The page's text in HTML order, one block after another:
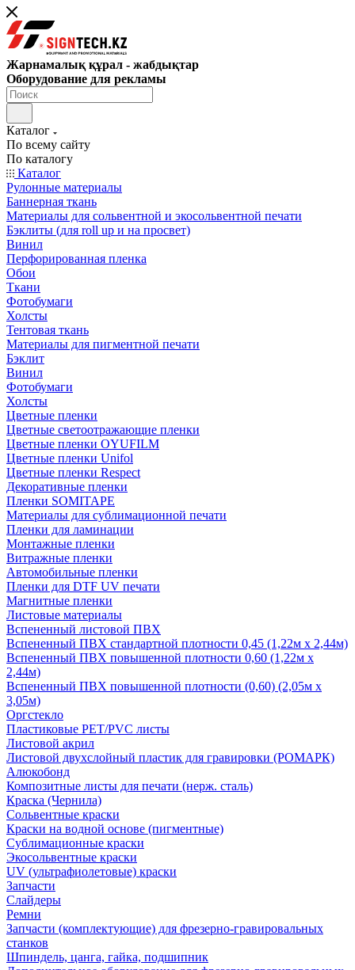
Жарнамалық құрал - жабдықтар
Оборудование для рекламы
Каталог
По всему сайту
По каталогу
Каталог
Рулонные материалы
Баннерная ткань
Материалы для сольвентной и экосольвентной печати
Бэклиты (для roll up и на просвет)
Винил
Перфорированная пленка
Обои
Ткани
Фотобумаги
Холсты
Тентовая ткань
Материалы для пигментной печати
Бэклит
Винил
Фотобумаги
Холсты
Цветные пленки
Цветные светоотражающие пленки
Цветные пленки OYUFILM
Цветные пленки Unifol
Цветные пленки Respect
Декоративные пленки
Пленки SOMITAPE
Материалы для сублимационной печати
Пленки для ламинации
Монтажные пленки
Витражные пленки
Автомобильные пленки
Пленки для DTF UV печати
Магнитные пленки
Листовые материалы
Вспененный листовой ПВХ
Вспененный ПВХ стандартной плотности 0,45 (1,22м х 2,44м)
Вспененный ПВХ повышенной плотности 0,60 (1,22м х
2,44м)
Вспененный ПВХ повышенной плотности (0,60) (2,05м х
3,05м)
Оргстекло
Пластиковые PET/PVC листы
Листовой акрил
Листовой двухслойный пластик для гравировки (РОМАРК)
Алюкобонд
Композитные листы для печати (нерж. сталь)
Краска (Чернила)
Сольвентные краски
Краски на водной основе (пигментные)
Сублимационные краски
Экосольвентные краски
UV (ультрафиолетовые) краски
Запчасти
Слайдеры
Ремни
Запчасти (комплектующие) для фрезерно-гравировальных
станков
Шпиндель, цанга, гайка, подшипник